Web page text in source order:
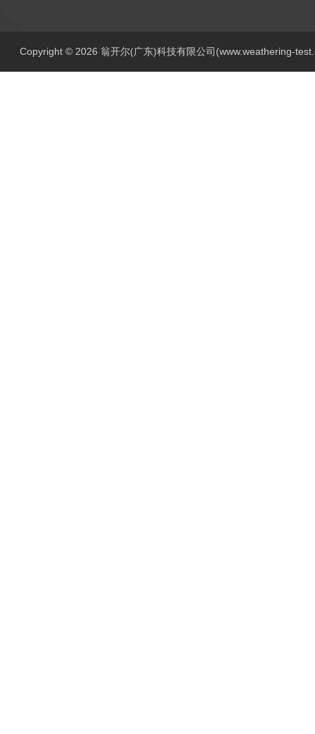
Copyright © 2026 翁开尔(广东)科技有限公司(www.weathering-